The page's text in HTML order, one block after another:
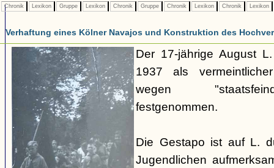
Chronik Lexikon Gruppe Lexikon Chronik Gruppe Chronik Lexikon Chronik Lexikon
Verhaftung eines Kölner Navajos und Konstruktion des
Der 17-jährige August
1937 als
wegen
festgenommen.
Die Gestapo ist auf L.
Jugendlichen